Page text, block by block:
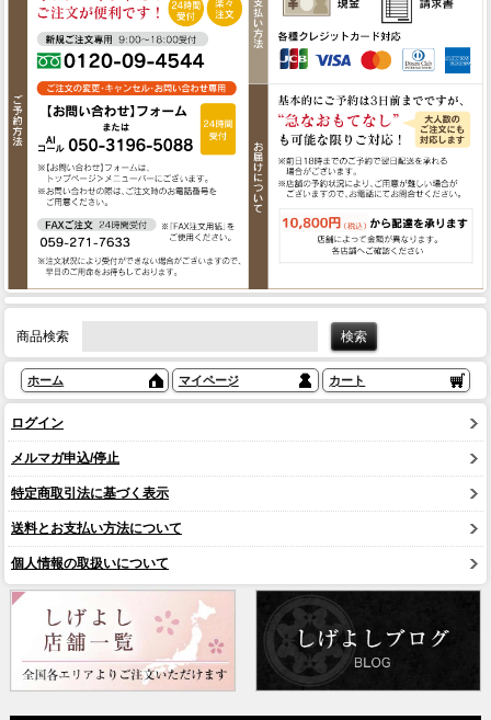
商品検索
ホーム マイページ カート
ログイン
メルマガ申込/停止
特定商取引法に基づく表示
送料とお支払い方法について
個人情報の取扱いについて